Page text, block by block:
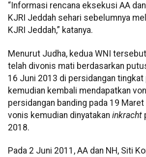
“Informasi rencana eksekusi AA
KJRI Jeddah sehari sebelumnya
KJRI Jeddah,” katanya.
Menurut Judha, kedua WNI
telah divonis mati berdasarkan
16 Juni 2013 di persidangan tingkat
kemudian kembali mendapatkan
persidangan banding pada 19
vonis kemudian dinyatakan inkracht
2018.
Pada 2 Juni 2011, AA dan NH, Siti